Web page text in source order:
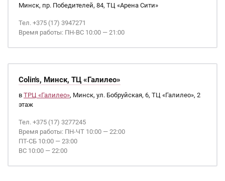
Минск, пр. Победителей, 84, ТЦ «Арена Сити»
Тел. +375 (17) 3947271
Время работы: ПН-ВС 10:00 — 21:00
Colin's, Минск, ТЦ «Галилео»
в ТРЦ «Галилео», Минск, ул. Бобруйская, 6, ТЦ «Галилео», 2
этаж
Тел. +375 (17) 3277245
Время работы: ПН-ЧТ 10:00 — 22:00
ПТ-СБ 10:00 — 23:00
ВС 10:00 — 22:00